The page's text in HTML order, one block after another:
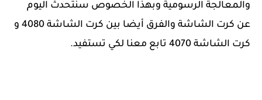
والمعالجة الرسومية وبهذا الخصوص سنتحدث اليوم
عن كرت الشاشة والفرق أيضا بين كرت الشاشة 4080 و
كرت الشاشة 4070 تابع معنا لكي تستفيد.